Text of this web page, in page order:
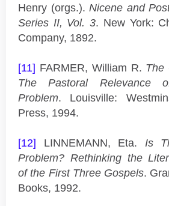
Henry (orgs.).Nicene and
Series II, Vol. 3. New York:
Company, 1892.
[11] FARMER, William R. The
The Pastoral Relevance
Problem. Louisville:
Press, 1994.
[12] LINNEMANN, Eta. Is
Problem? Rethinking the
of the First Three Gospels.
Books, 1992.